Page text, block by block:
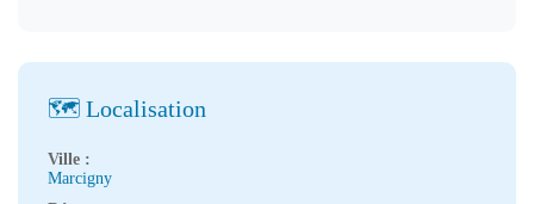
🗺️ Localisation
Ville :
Marcigny